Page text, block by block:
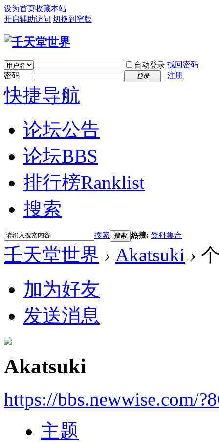
设为首页收藏本站
开启辅助访问 切换到窄版
自动登录 找回密码
密码
登录 注册
快捷导航
论坛公告
论坛BBS
排行榜Ranklist
搜索
搜索 搜索 热搜: 资料集合
壬天堂世界 › Akatsuki ›
加为好友
发送消息
Akatsuki
https://bbs.newwise.com/
主题